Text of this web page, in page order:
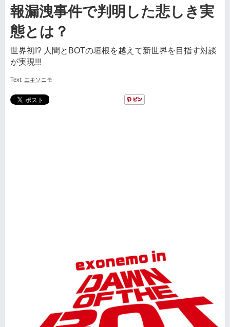
報漏洩事件で判明した悲しき実
態とは？
世界初!? 人間とBOTの垣根を越えて新世界を目指す対談
が実現!!!
Text: エキソニモ